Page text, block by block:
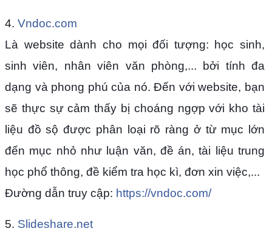
4. Vndoc.com
Là website dành cho mọi đối tượng: học sinh,
sinh viên, nhân viên văn phòng,... bởi tính đa
dạng và phong phú của nó. Đến với website, bạn
sẽ thực sự cảm thấy bị choáng ngợp với kho tài
liệu đồ sộ được phân loại rõ ràng ở từ mục lớn
đến mục nhỏ như luận văn, đề án, tài liệu trung
học phổ thông, đề kiểm tra học kì, đơn xin việc,...
Đường dẫn truy cập: https://vndoc.com/
5. Slideshare.net